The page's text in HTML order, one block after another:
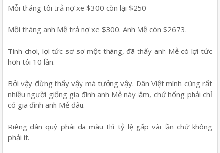
Mỗi tháng tôi trả nợ xe $300 còn lại $250
Mỗi tháng anh Mễ trả nợ xe $300. Anh Mễ còn $2673.
Tính chơi, lợi tức sơ sơ một tháng, đã thấy anh Mễ có lợi tức
hơn tôi 10 lần.
Bởi vậy đừng thấy vậy mà tưởng vậy. Dân Việt mình cũng rất
nhiều người giống gia đình anh Mễ này lắm, chứ hổng phải chỉ
có gia đình anh Mễ đâu.
Riêng dân quý phái da màu thì tỷ lệ gấp vài lần chứ không
phải ít.